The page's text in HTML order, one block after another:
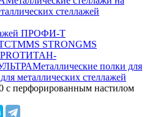
стеллажей
ПРОФИ-Т
СТМMS STRONGMS
ТИТАН-
Металлические полки для
металлических стеллажей
перфорированным настилом